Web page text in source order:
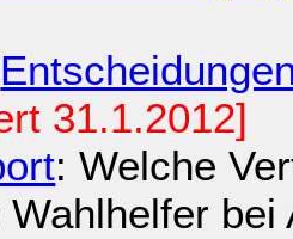
31.1.2012]
: Welche
Wahlhelfer bei